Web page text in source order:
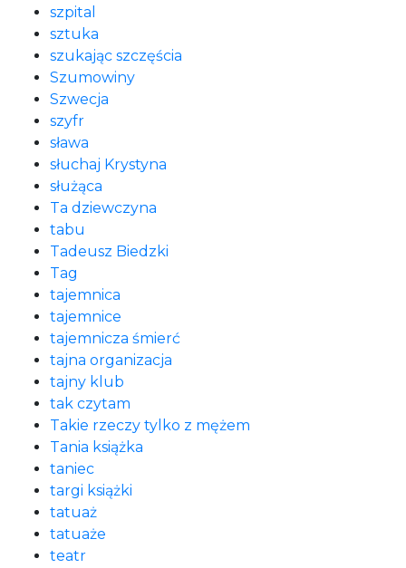
szpital
sztuka
szukając szczęścia
Szumowiny
Szwecja
szyfr
sława
słuchaj Krystyna
służąca
Ta dziewczyna
tabu
Tadeusz Biedzki
Tag
tajemnica
tajemnice
tajemnicza śmierć
tajna organizacja
tajny klub
tak czytam
Takie rzeczy tylko z mężem
Tania książka
taniec
targi książki
tatuaż
tatuaże
teatr